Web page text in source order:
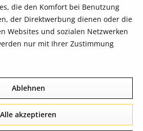
die den Komfort bei Benutzung
der Direktwerbung dienen oder die
Websites und sozialen Netzwerken
nur mit Ihrer Zustimmung
Ablehnen
Alle akzeptieren